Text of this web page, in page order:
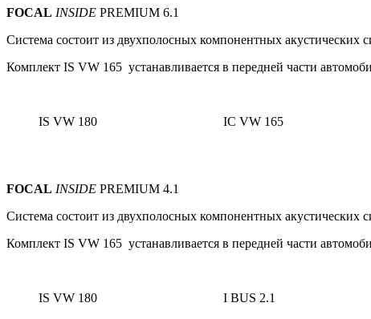
FOCAL INSIDE PREMIUM 6.1
Система состоит из двухполосных компонентных акустических
Комплект IS VW 165 устанавливается в передней части
IS VW 180 IC VW 165
FOCAL INSIDE PREMIUM 4.1
Система состоит из двухполосных компонентных акустических
Комплект IS VW 165 устанавливается в передней части
IS VW 180 I BUS 2.1